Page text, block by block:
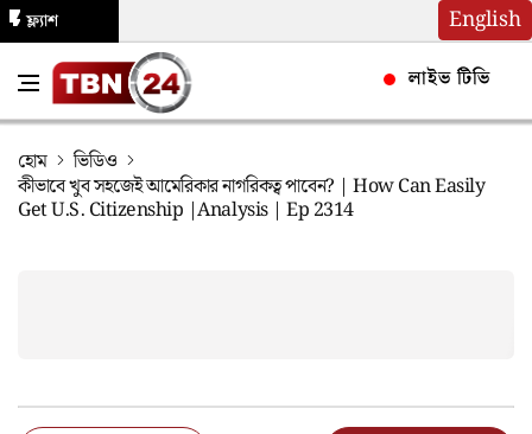
English
ফ্ল্যাশ
লাইভ টিভি
হোম
ভিডিও
কীভাবে খুব সহজেই আমেরিকার নাগরিকত্ব পাবেন? | How Can Easily
Get U.S. Citizenship |Analysis | Ep 2314